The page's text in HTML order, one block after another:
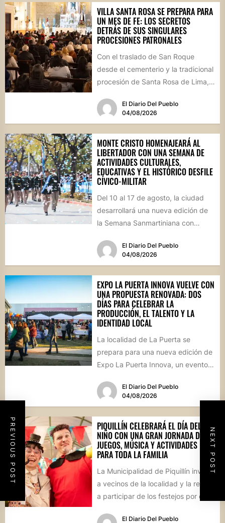
PREVIOUS POST NEXT POST
VILLA SANTA ROSA SE PREPARA PARA
UN MES DE FE: LOS SECRETOS
DETRÁS DE SUS SINGULARES
PROCESIONES PATRONALES
Con el traslado de San Roque
desde el cementerio y la tradicional
procesión de Santa Rosa de Lima,
El Diario Del Pueblo
04/08/2026
MONTE CRISTO HOMENAJEARÁ AL
LIBERTADOR CON UNA SEMANA DE
ACTIVIDADES CULTURALES,
EDUCATIVAS Y EL HISTÓRICO DESFILE
CÍVICO-MILITAR
Del 10 al 17 de agosto, la ciudad
desarrollará una nueva edición de
la Semana Sanmartiniana con
El Diario Del Pueblo
04/08/2026
EXPO LA PUERTA INNOVA VUELVE CON
UNA PROPUESTA RENOVADA: DOS
DÍAS PARA CELEBRAR LA
PRODUCCIÓN, EL TALENTO Y LA
IDENTIDAD LOCAL
La localidad de La Puerta se
prepara para una nueva edición de
Expo La Puerta Innova, un evento
El Diario Del Pueblo
04/08/2026
PIQUILLÍN CELEBRARÁ EL DÍA DEL
NIÑO CON UNA GRAN JORNADA DE
JUEGOS, MÚSICA Y ACTIVIDADES
PARA TODA LA FAMILIA
La Municipalidad de Piquillín invita
a vecinos de la localidad y la región
a participar de los festejos por el...
El Diario Del Pueblo